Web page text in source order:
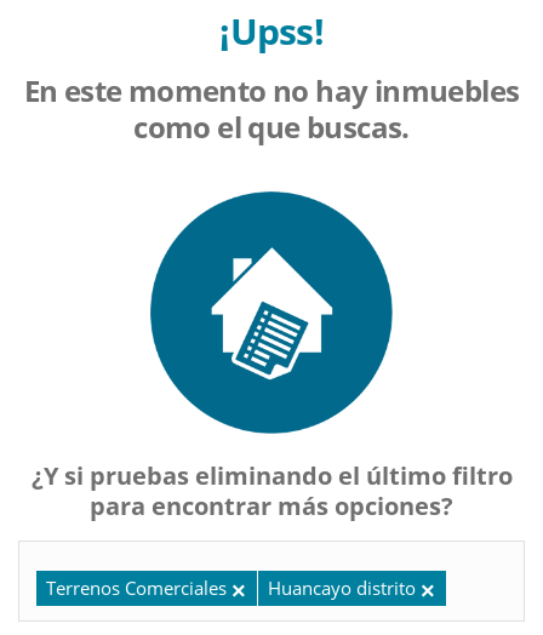
¡Upss!
En este momento no hay inmuebles
como el que buscas.
¿Y si pruebas eliminando el último filtro
para encontrar más opciones?
Terrenos Comerciales Huancayo distrito